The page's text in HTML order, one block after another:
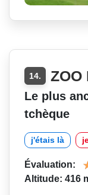
14. ZOO
Le plus
tchèque
j'étais là
Évaluation:
Altitude: 416